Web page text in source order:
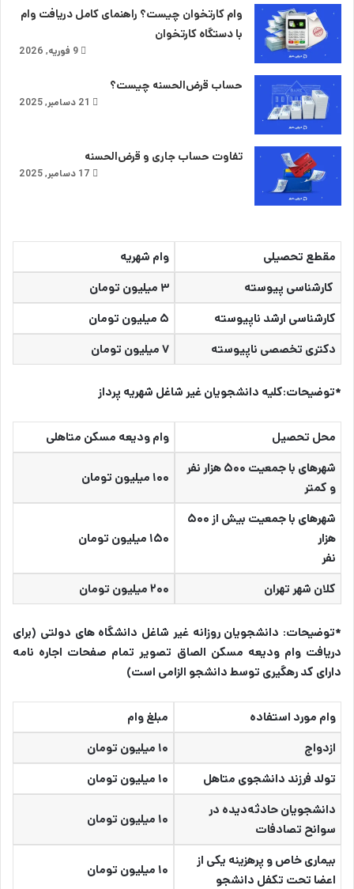
وام کارتخوان چیست؟ راهنمای کامل دریافت وام
با دستگاه کارتخوان
9 فوریه, 2026
حساب قرض‌الحسنه چیست؟
21 دسامبر, 2025
تفاوت حساب جاری و قرض‌الحسنه
17 دسامبر, 2025
مقطع تحصیلی
وام شهریه
کارشناسی پیوسته
۳ میلیون تومان
کارشناسی ارشد ناپیوسته
۵ میلیون تومان
دکتری تخصصی ناپیوسته
۷ میلیون تومان
*توضیحات:‌کلیه دانشجویان غیر شاغل شهریه پرداز
محل تحصیل
وام ودیعه مسکن متاهلی
شهرهای با جمعیت ۵۰۰ هزار نفر
و کمتر
۱۰۰ میلیون تومان
شهرهای با جمعیت بیش از ۵۰۰
هزار
نفر
۱۵۰ میلیون تومان
کلان شهر تهران ۲۰۰ میلیون تومان
*توضیحات:‌ دانشجویان روزانه غیر شاغل دانشگاه های دولتی (برای
دریافت وام ودیعه مسکن الصاق تصویر تمام صفحات اجاره نامه
دارای کد رهگیری توسط دانشجو الزامی است)
وام مورد استفاده
مبلغ وام
ازدواج
۱۰ میلیون تومان
تولد فرزند دانشجوی متاهل
۱۰ میلیون تومان
دانشجویان حادثه‌‌دیده در
سوانح تصادفات
۱۰ میلیون تومان
بیماری خاص و پرهزینه یکی از
اعضا تحت تکفل دانشجو
۱۰ میلیون تومان